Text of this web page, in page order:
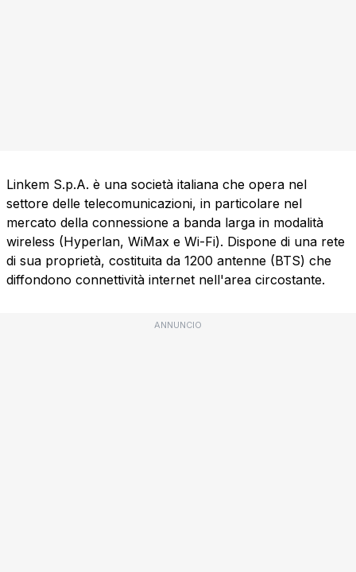
Linkem S.p.A. è una società italiana che opera nel
settore delle telecomunicazioni, in particolare nel
mercato della connessione a banda larga in modalità
wireless (Hyperlan, WiMax e Wi-Fi). Dispone di una rete
di sua proprietà, costituita da 1200 antenne (BTS) che
diffondono connettività internet nell'area circostante.
ANNUNCIO